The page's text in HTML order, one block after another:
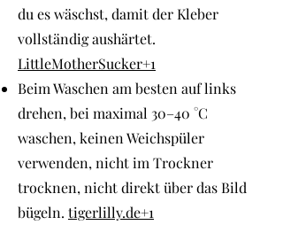
du es wäschst, damit der Kleber
vollständig aushärtet.
LittleMotherSucker+1
Beim Waschen am besten auf links
drehen, bei maximal 30–40 °C
waschen, keinen Weichspüler
verwenden, nicht im Trockner
trocknen, nicht direkt über das Bild
bügeln. tigerlilly.de+1